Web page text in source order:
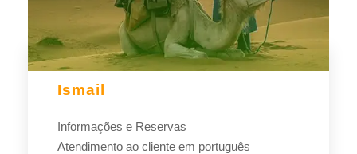
Ismail
Informações e Reservas
Atendimento ao cliente em português